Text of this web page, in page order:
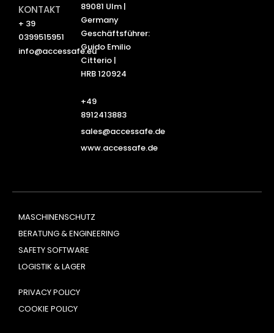
KONTAKT
+ 39
0399515951
info@accessafe.eu
89081 Ulm |
Germany
Geschäftsführer:
Guido Emilio
Citterio |
HRB 120924
+49
8912413883
sales@accessafe.de
www.accessafe.de
MASCHINENSCHUTZ
BERATUNG & ENGINEERING
SAFETY SOFTWARE
LOGISTIK & LAGER
PRIVACY POLICY
COOKIE POLICY